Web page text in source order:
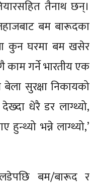
तैनाथ छन्।
बम बारूदका
कुन घरमा बम खसेर
काम गर्ने भारतीय एक
सुरक्षा निकायको
धेरै डर लाग्थ्यो,
हुन्थ्यो भन्ने लाग्थ्यो,’
बम/बारूद र